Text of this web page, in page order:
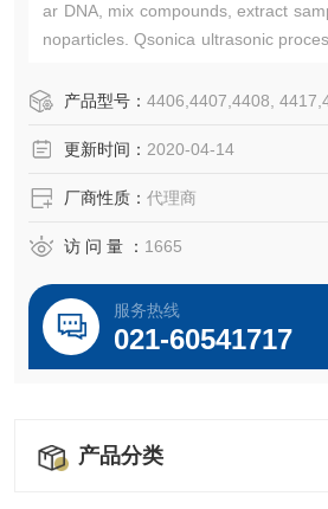
ar DNA, mix compounds, extract
noparticles. Qsonica ultrasonic
我们是Qsonica的特约授权代理商
产品型号： 4406,4407,4408,
更新时间： 2020-04-14
厂商性质： 代理商
访 问 量 ： 1665
服务热线
021-60541717
产品分类